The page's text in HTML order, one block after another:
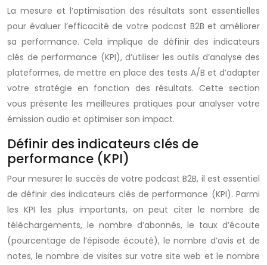
La mesure et l’optimisation des résultats sont essentielles
pour évaluer l’efficacité de votre podcast B2B et améliorer
sa performance. Cela implique de définir des indicateurs
clés de performance (KPI), d’utiliser les outils d’analyse des
plateformes, de mettre en place des tests A/B et d’adapter
votre stratégie en fonction des résultats. Cette section
vous présente les meilleures pratiques pour analyser votre
émission audio et optimiser son impact.
Définir des indicateurs clés de
performance (KPI)
Pour mesurer le succès de votre podcast B2B, il est essentiel
de définir des indicateurs clés de performance (KPI). Parmi
les KPI les plus importants, on peut citer le nombre de
téléchargements, le nombre d’abonnés, le taux d’écoute
(pourcentage de l’épisode écouté), le nombre d’avis et de
notes, le nombre de visites sur votre site web et le nombre